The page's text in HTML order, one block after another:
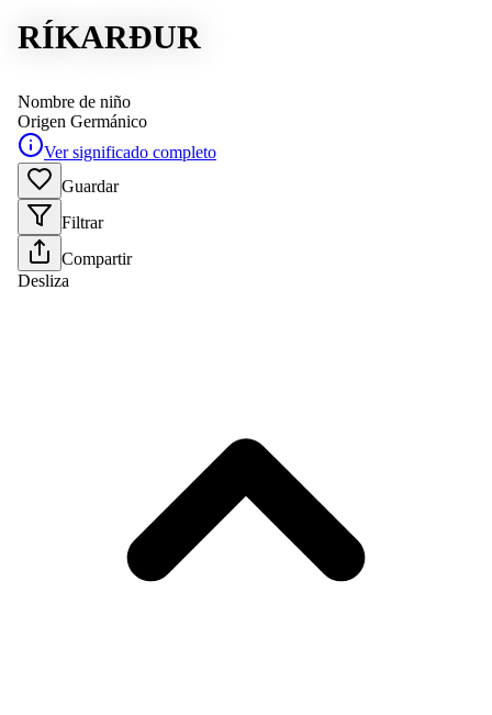
RÍKARÐUR
Nombre de niño
Origen Germánico
Ver significado completo
Guardar
Filtrar
Compartir
Desliza